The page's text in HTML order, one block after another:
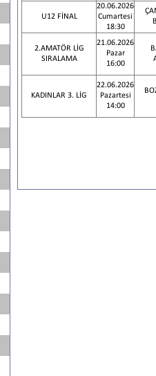
U12 FİNAL
20.06.2026
Cumartesi
18:30
2.AMATÖR LİG
SIRALAMA
21.06.2026
Pazar
16:00
KADINLAR 3. LİG
22.06.2026
Pazartesi
14:00